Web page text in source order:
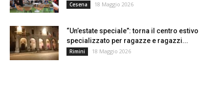
Cesena 18 Maggio 2026
“Un’estate speciale”: torna il centro estivo
specializzato per ragazze e ragazzi...
Rimini 18 Maggio 2026